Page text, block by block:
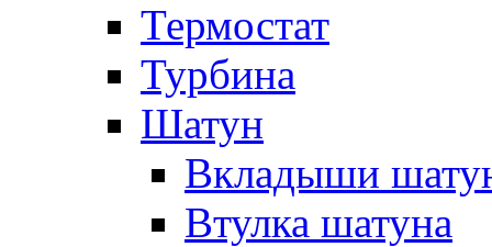
Термостат
Турбина
Шатун
Вкладыши
Втулка шатуна